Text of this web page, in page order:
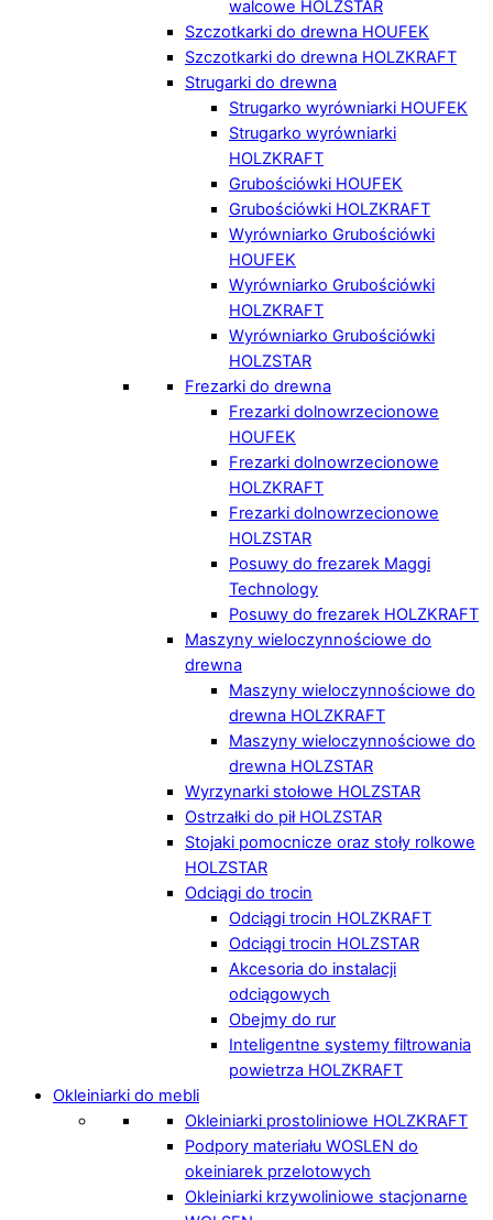
walcowe HOLZSTAR
Szczotkarki do drewna HOUFEK
Szczotkarki do drewna HOLZKRAFT
Strugarki do drewna
Strugarko wyrówniarki HOUFEK
Strugarko wyrówniarki
HOLZKRAFT
Grubościówki HOUFEK
Grubościówki HOLZKRAFT
Wyrówniarko Grubościówki
HOUFEK
Wyrówniarko Grubościówki
HOLZKRAFT
Wyrówniarko Grubościówki
HOLZSTAR
Frezarki do drewna
Frezarki dolnowrzecionowe
HOUFEK
Frezarki dolnowrzecionowe
HOLZKRAFT
Frezarki dolnowrzecionowe
HOLZSTAR
Posuwy do frezarek Maggi
Technology
Posuwy do frezarek HOLZKRAFT
Maszyny wieloczynnościowe do
drewna
Maszyny wieloczynnościowe do
drewna HOLZKRAFT
Maszyny wieloczynnościowe do
drewna HOLZSTAR
Wyrzynarki stołowe HOLZSTAR
Ostrzałki do pił HOLZSTAR
Stojaki pomocnicze oraz stoły rolkowe
HOLZSTAR
Odciągi do trocin
Odciągi trocin HOLZKRAFT
Odciągi trocin HOLZSTAR
Akcesoria do instalacji
odciągowych
Obejmy do rur
Inteligentne systemy filtrowania
powietrza HOLZKRAFT
Okleiniarki do mebli
Okleiniarki prostoliniowe HOLZKRAFT
Podpory materiału WOSLEN do
okeiniarek przelotowych
Okleiniarki krzywoliniowe stacjonarne